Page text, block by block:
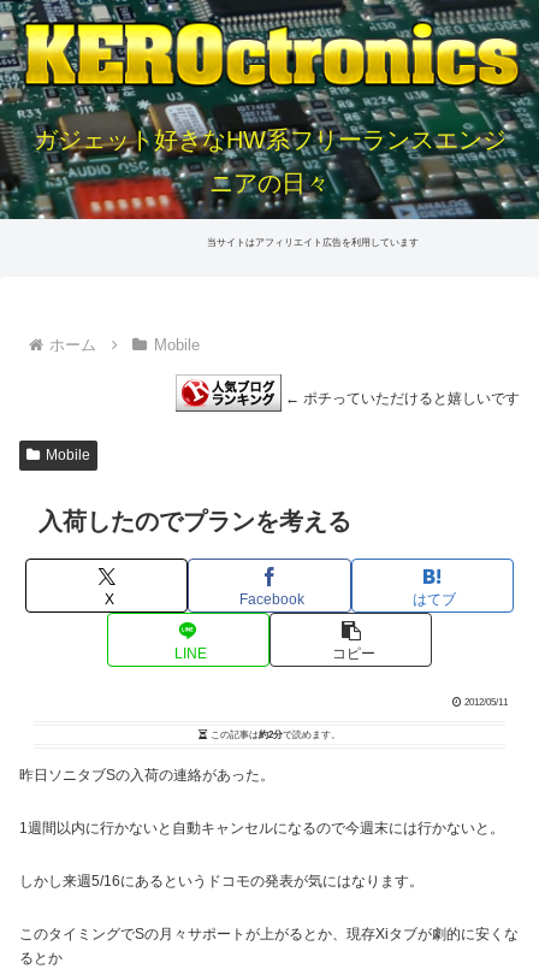
ガジェット好きなHW系フリーランスエンジ
ニアの日々
当サイトはアフィリエイト広告を利用しています
ホーム Mobile
← ポチっていただけると嬉しいです
Mobile
入荷したのでプランを考える
X Facebook はてブ
LINE コピー
2012/05/11
この記事は約2分で読めます。
昨日ソニタブSの入荷の連絡があった。
1週間以内に行かないと自動キャンセルになるので今週末には行かないと。
しかし来週5/16にあるというドコモの発表が気にはなります。
このタイミングでSの月々サポートが上がるとか、現存Xiタブが劇的に安くな
るとか